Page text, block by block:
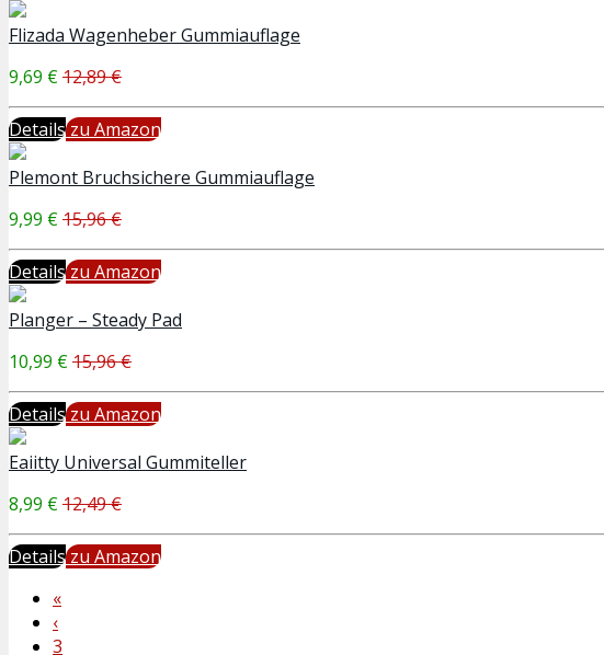
Flizada Wagenheber Gummiauflage
9,69 €12,89 €
Detailszu Amazon
Plemont Bruchsichere Gummiauflage
9,99 €15,96 €
Detailszu Amazon
Planger – Steady Pad
10,99 €15,96 €
Detailszu Amazon
Eaiitty Universal Gummiteller
8,99 €12,49 €
Detailszu Amazon
«
‹
3